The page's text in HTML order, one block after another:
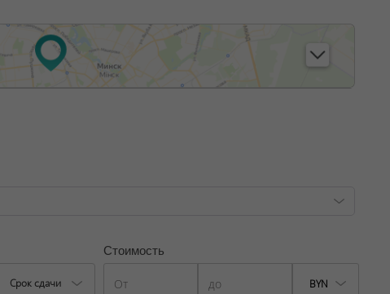
три лифта: грузовой, пассажирский и панорамный.
строится крупнейший ТРЦ Avia Mall,
центр, станция третьей линии метро Аэродромная.
Срок сдачи
Стоимость
BYN